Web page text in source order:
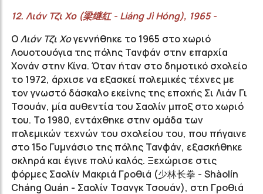
12. Λιάν ΤζιΧο(梁继红- LiángJì Hóng), 1965 -
ΟΛιάν Τζι Χογεννήθηκε το 1965 στο χωριό
Λουοτουόγια της πόλης Τανφάν στην επαρχία
Χονάν στην Κίνα. Όταν ήταν στο δημοτικό σχολείο
το 1972, άρχισε να εξασκεί πολεμικές τέχνες με
τον γνωστό δάσκαλο εκείνης της εποχής Σι Λιάν Γι
Τσουάν, μία αυθεντία του Σαολίν μποξ στο χωριό
του. Το 1980, εντάχθηκε στην ομάδα των
πολεμικών τεχνών του σχολείου του, που πήγαινε
στο 15ο Γυμνάσιο της πόλης Τανφάν, εξασκήθηκε
σκληρά και έγινε πολύ καλός. Ξεχώρισε στις
φόρμες Σαολίν Μακριά Γροθιά (少林长拳 - Shàolín
Cháng Quán - Σαολίν Τσανγκ Τσουάν), στη Γροθιά